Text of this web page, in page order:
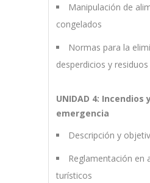
Manipulación de
congelados
Normas para la
desperdicios y residuos
UNIDAD 4: Incendios
emergencia
Descripción y
Reglamentación en
turísticos